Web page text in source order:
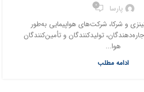
پارسا 0
و شرکا، شرکت‌های هواپیمایی به‌طور
تولیدکنندگان و تأمین‌کنندگان
هوا...
ادامه مطلب